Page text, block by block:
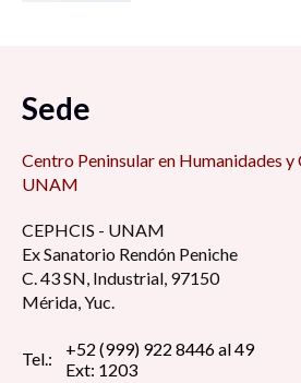
Sede
Centro Peninsular en Humanidades y
UNAM
CEPHCIS - UNAM
Ex Sanatorio Rendón Peniche
C. 43 SN, Industrial, 97150
Mérida, Yuc.
Tel.:
+52 (999) 922 8446 al 49
Ext: 1203